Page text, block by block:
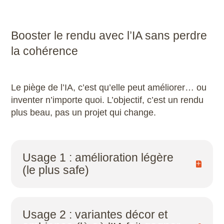
directement depuis SketchUp, vous pouvez
Booster le rendu avec l’IA sans perdre
la cohérence
Le piège de l’IA, c’est qu’elle peut améliorer… ou
inventer n’importe quoi. L’objectif, c’est un rendu
plus beau, pas un projet qui change.
Usage 1 : amélioration légère
(le plus safe)
accentuer la matière (grain du bois, relief
Usage 2 : variantes décor et